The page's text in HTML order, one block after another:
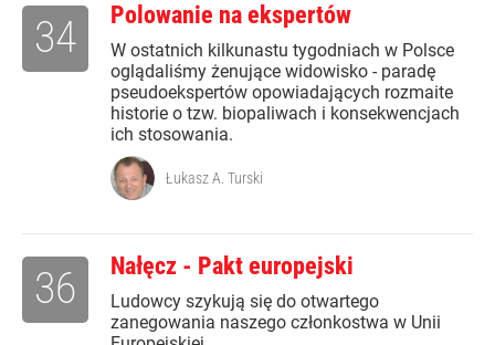
Polowanie na ekspertów
W ostatnich kilkunastu tygodniach w Polsce
oglądaliśmy żenujące widowisko - paradę
pseudoekspertów opowiadających rozmaite
historie o tzw. biopaliwach i konsekwencjach
ich stosowania.
34
Łukasz A. Turski
Nałęcz - Pakt europejski
Ludowcy szykują się do otwartego
zanegowania naszego członkostwa w Unii
36